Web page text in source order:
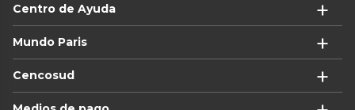
Centro de Ayuda
Mundo Paris
Cencosud